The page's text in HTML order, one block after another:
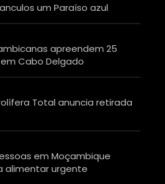
um Paraíso azul
apreendem 25
Cabo Delgado
Total anuncia retirada
em Moçambique
alimentar urgente